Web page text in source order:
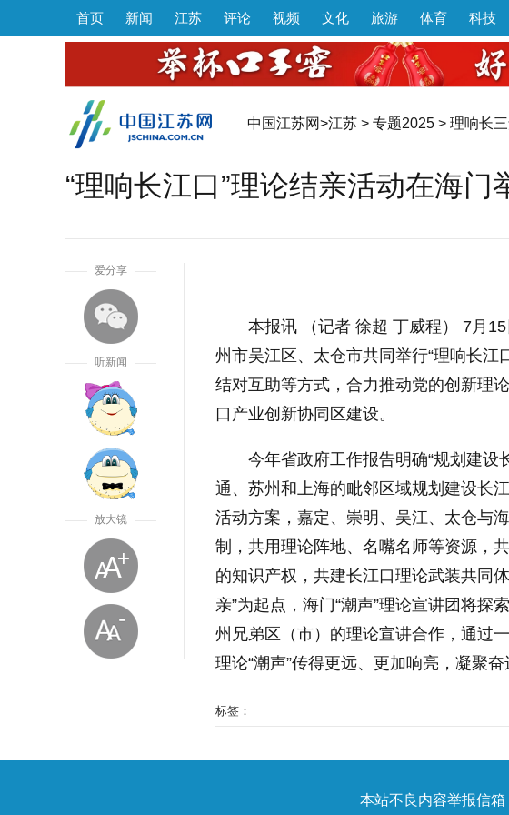
首页 新闻 江苏 评论 视频 文化 旅游 体育 科技
中国江苏网>江苏 > 专题2025 > 理响长
“理响长江口”理论结亲活动在海门
爱分享
听新闻
放大镜
本报讯 （记者 徐超 丁威程） 7月
州市吴江区、太仓市共同举行“理响长江
结对互助等方式，合力推动党的创新理
口产业创新协同区建设。
今年省政府工作报告明确“规划建设
通、苏州和上海的毗邻区域规划建设长
活动方案，嘉定、崇明、吴江、太仓与
制，共用理论阵地、名嘴名师等资源，
的知识产权，共建长江口理论武装共同
亲”为起点，海门“潮声”理论宣讲团将探
州兄弟区（市）的理论宣讲合作，通过
理论“潮声”传得更远、更加响亮，凝聚
标签：
本站不良内容举报信